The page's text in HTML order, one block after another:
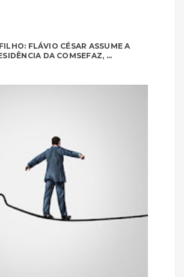
FLÁVIO CÉSAR ASSUME A
DA COMSEFAZ, ...